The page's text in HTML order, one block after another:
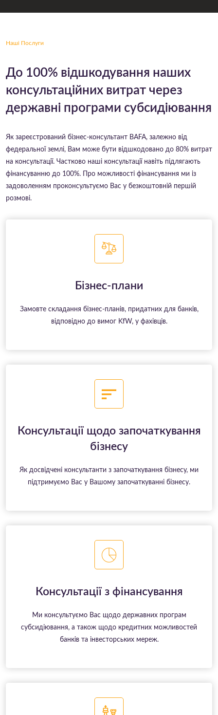
Наші Послуги
До 100% відшкодування наших
консультаційних витрат через
державні програми субсидіювання
Як зареєстрований бізнес-консультант BAFA, залежно від
федеральної землі, Вам може бути відшкодовано до 80% витрат
на консультації. Частково наші консультації навіть підлягають
фінансуванню до 100%. Про можливості фінансування ми із
задоволенням проконсультуємо Вас у безкоштовній першій
розмові.
Бізнес-плани
Замовте складання бізнес-планів, придатних для банків,
відповідно до вимог KfW, у фахівців.
Консультації щодо започаткування
бізнесу
Як досвідчені консультанти з започаткування бізнесу, ми
підтримуємо Вас у Вашому започаткуванні бізнесу.
Консультації з фінансування
Ми консультуємо Вас щодо державних програм
субсидіювання, а також щодо кредитних можливостей
банків та інвесторських мереж.